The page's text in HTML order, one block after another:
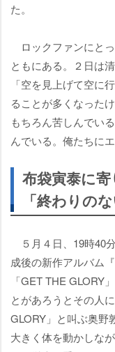
た。
ロックファンにと
ともにある。２日は
「空を見上げて空に
ることが多くなった
もちろん苦しんでい
んでいる。俺たちに
布袋寅泰に
「終わりのな
５月４日、19時40
成後の新作アルバム
「GET THE GLORY
とがあろうとその人
GLORY」と叫ぶ奥野
大きく体を動かしな